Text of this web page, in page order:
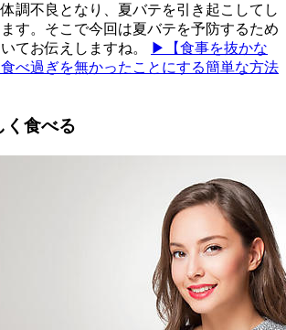
調不良となり、夏バテを引き起こしてし
す。そこで今回は夏バテを予防するため
てお伝えしますね。
▶【食事を抜かな
べ過ぎを無かったことにする簡単な方法
く食べる